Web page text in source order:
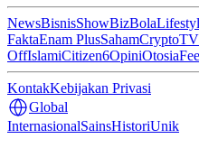
NewsBisnisShowBizBola
FaktaEnam PlusSahamCryptoTV
OffIslamiCitizen6OpiniOtosia
KontakKebijakan Privasi
Global
InternasionalSainsHistoriUnik